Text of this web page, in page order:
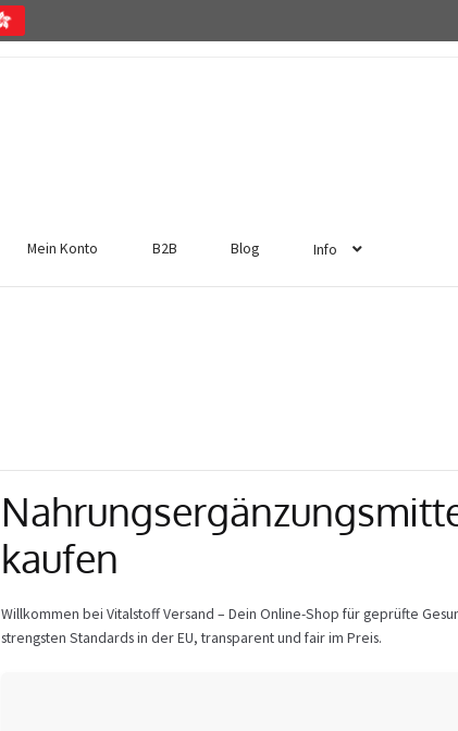
Mein Konto B2B Blog Info
kaufen
Willkommen bei Vitalstoff Versand – Dein Online-Shop für geprüfte
strengsten Standards in der EU, transparent und fair im Preis.